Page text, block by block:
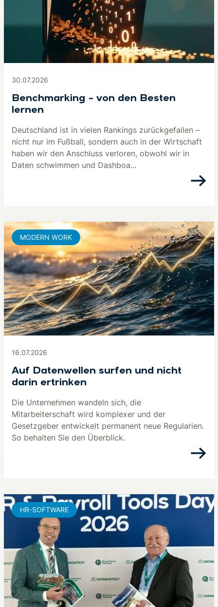
30.07.2026
Benchmarking – von den Besten
lernen
Deutschland ist in vielen Rankings zurückgefallen –
nicht nur im Fußball, sondern auch in der Wirtschaft
haben wir den Anschluss verloren, obwohl wir in
Daten schwimmen und Dashboa...
16.07.2026
Auf Datenwellen surfen und nicht
darin ertrinken
Die Unternehmen wandeln sich, die
Mitarbeiterschaft wird komplexer und der
Gesetzgeber entwickelt permanent neue Regularien.
So behalten Sie den Überblick.
MODERN WORK
HR-SOFTWARE